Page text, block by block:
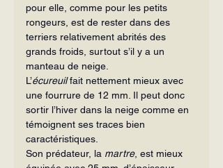
pour elle, comme pour les petits
rongeurs, est de rester dans des
terriers relativement abrités des
grands froids, surtout s’il y a un
manteau de neige.
L’écureuil fait nettement mieux avec
une fourrure de 12 mm. Il peut donc
sortir l’hiver dans la neige comme en
témoignent ses traces bien
caractéristiques.
Son prédateur, la martre, est mieux